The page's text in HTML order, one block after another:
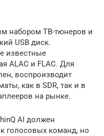
набором ТВ-тюнеров и
USB диск.
известные
ALAC и FLAC. Для
воспроизводит
как в SDR, так и в
на рынке.
AI должен
голосовых команд, но